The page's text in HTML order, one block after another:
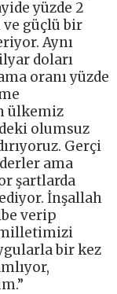
yüzde 2
güçlü bir
Aynı
doları
oranı yüzde
ülkemiz
olumsuz
Gerçi
ama
şartlarda
İnşallah
verip
bir kez